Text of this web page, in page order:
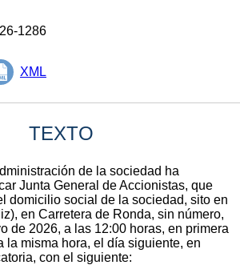
1286
XML
TEXTO
de la sociedad ha
Junta General de Accionistas, que
domicilio social de la sociedad, sito en
en Carretera de Ronda, sin número,
de 2026, a las 12:00 horas, en primera
la misma hora, el día siguiente, en
con el siguiente: